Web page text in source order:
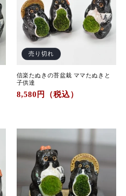
売り切れ
信楽たぬきの苔盆栽 ママたぬきと
子供達
通
格
8,580 円（税込）